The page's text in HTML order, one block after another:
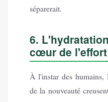
séparerait.
6.
cœur de l'effort
À l'instar des humains,
de la nouveauté